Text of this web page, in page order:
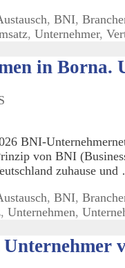
, BNI,
, Unternehmer,
in Borna.
BNI-
von BNI
zuhause
, BNI,
, Unternehmen,